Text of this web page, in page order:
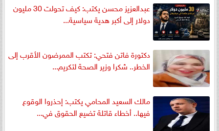
عبدالعزيز محسن يكتب: كيف تحولت 30 مليون
دولار إلى أكبر هدية سياسية...
دكتورة فاتن فتحي: تكتب الممرضون الأقرب إلى
الخطر.. شكرا وزير الصحة لتكريم...
مالك السعيد المحامي يكتب: إحذروا الوقوع
فيها.. أخطاء قاتلة تضيع الحقوق في...